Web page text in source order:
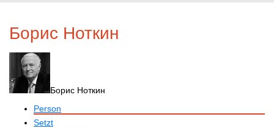
Eestikeelne
Борис Ноткин
Борис Ноткин
Person
Setzt